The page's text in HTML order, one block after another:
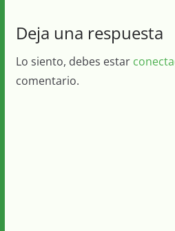
Deja una respuesta
Lo siento, debes estar
comentario.